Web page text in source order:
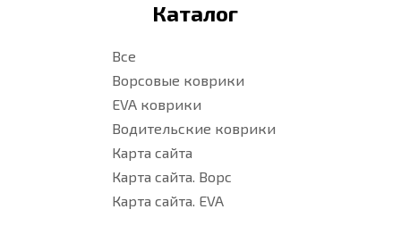
Каталог
Все
Ворсовые коврики
EVA коврики
Водительские коврики
Карта сайта
Карта сайта. Ворс
Карта сайта. EVA